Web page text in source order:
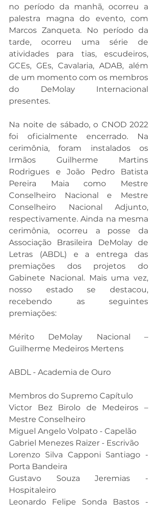
no período da manhã, ocorreu a
palestra magna do evento, com
Marcos Zanqueta. No período da
tarde, ocorreu uma série de
atividades para tias, escudeiros,
GCEs, GEs, Cavalaria, ADAB, além
de um momento com os membros
do DeMolay Internacional
presentes.
Na noite de sábado, o CNOD 2022
foi oficialmente encerrado. Na
cerimônia, foram instalados os
Irmãos Guilherme Martins
Rodrigues e João Pedro Batista
Pereira Maia como Mestre
Conselheiro Nacional e Mestre
Conselheiro Nacional Adjunto,
respectivamente. Ainda na mesma
cerimônia, ocorreu a posse da
Associação Brasileira DeMolay de
Letras (ABDL) e a entrega das
premiações dos projetos do
Gabinete Nacional. Mais uma vez,
nosso estado se destacou,
recebendo as seguintes
premiações:
Mérito DeMolay Nacional –
Guilherme Medeiros Mertens
ABDL - Academia de Ouro
Membros do Supremo Capítulo
Victor Bez Birolo de Medeiros –
Mestre Conselheiro
Miguel Angelo Volpato - Capelão
Gabriel Menezes Raizer - Escrivão
Lorenzo Silva Capponi Santiago -
Porta Bandeira
Gustavo Souza Jeremias -
Hospitaleiro
Leonardo Felipe Sonda Bastos -